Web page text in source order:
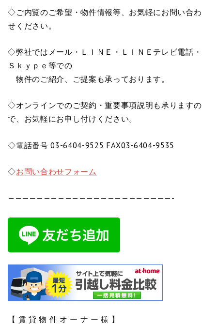
◇ご内覧のご希望・物件情報等、お気軽にお問い合わ
せください。
◇弊社ではメール・ＬＩＮＥ・ＬＩＮＥテレビ電話・
Ｓｋｙｐｅ等での
物件のご紹介、ご提案も承っております。
◇オンラインでのご契約・重要事項説明も承りますの
で、お気軽にお申し付けください。
◇電話番号 03-6404-9525 FAX03-6404-9535
◇お問い合わせフォーム
———————————————————————-
【 賃 貸 物 件 オ ー ナ ー 様 】